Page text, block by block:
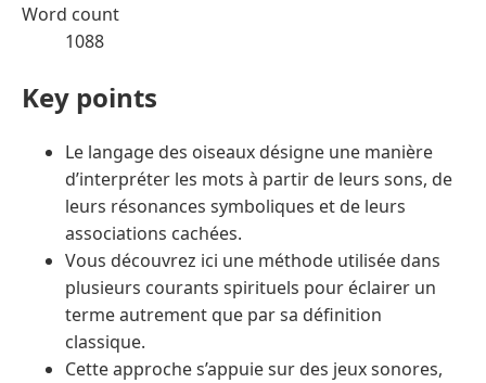
Word count
1088
Key points
Le langage des oiseaux désigne une manière
d’interpréter les mots à partir de leurs sons, de
leurs résonances symboliques et de leurs
associations cachées.
Vous découvrez ici une méthode utilisée dans
plusieurs courants spirituels pour éclairer un
terme autrement que par sa définition
classique.
Cette approche s’appuie sur des jeux sonores,